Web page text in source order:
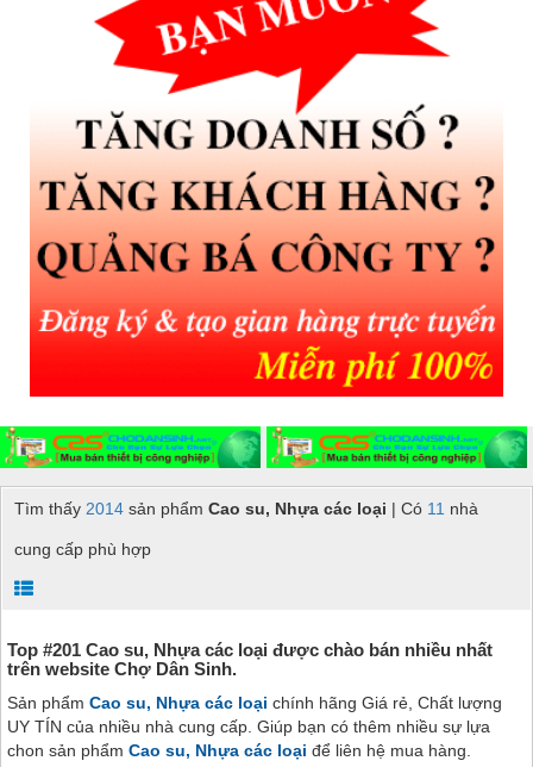
Tìm thấy 2014 sản phẩm Cao su, Nhựa các loại | Có 11 nhà
cung cấp phù hợp
Top #201 Cao su, Nhựa các loại được chào bán nhiều nhất
trên website Chợ Dân Sinh.
Sản phẩm Cao su, Nhựa các loại chính hãng Giá rẻ, Chất lượng
UY TÍN của nhiều nhà cung cấp. Giúp bạn có thêm nhiều sự lựa
chon sản phẩm Cao su, Nhựa các loại để liên hệ mua hàng.